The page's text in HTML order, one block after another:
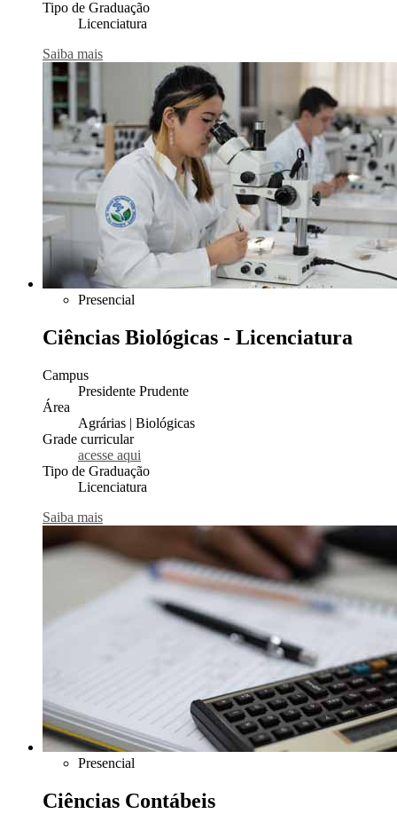
Tipo de Graduação
Licenciatura
Saiba mais
Presencial
Ciências Biológicas - Licenciatura
Campus
Presidente Prudente
Área
Agrárias | Biológicas
Grade curricular
acesse aqui
Tipo de Graduação
Licenciatura
Saiba mais
Presencial
Ciências Contábeis